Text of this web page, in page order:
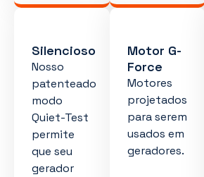
Silencioso
Nosso
patenteado
modo
Quiet-Test
permite
que seu
gerador
Motor G-
Force
Motores
projetados
para serem
usados em
geradores.